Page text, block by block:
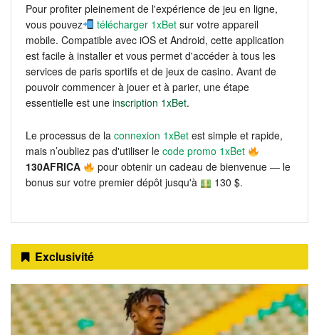
Pour profiter pleinement de l'expérience de jeu en ligne,
vous pouvez
télécharger 1xBet sur votre appareil
mobile. Compatible avec iOS et Android, cette application
est facile à installer et vous permet d'accéder à tous les
services de paris sportifs et de jeux de casino. Avant de
pouvoir commencer à jouer et à parier, une étape
essentielle est une inscription 1xBet.
Le processus de la connexion 1xBet est simple et rapide,
mais n’oubliez pas d'utiliser le code promo 1xBet
130AFRICA
pour obtenir un cadeau de bienvenue — le
bonus sur votre premier dépôt jusqu'à
130 $.
Exclusivité